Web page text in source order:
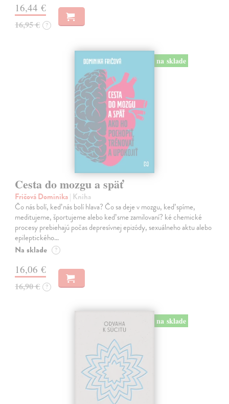
16,44 €
16,95 € ?
na sklade
Cesta do mozgu a späť
Fričová Dominika| Kniha
Čo nás bolí, keď nás bolí hlava? Čo sa deje v mozgu, keď spíme,
meditujeme, športujeme alebo keď sme zamilovaní? ké chemické
procesy prebiehajú počas depresívnej epizódy, sexuálneho aktu alebo
epileptického…
Na sklade ?
16,06 €
16,90 € ?
na sklade